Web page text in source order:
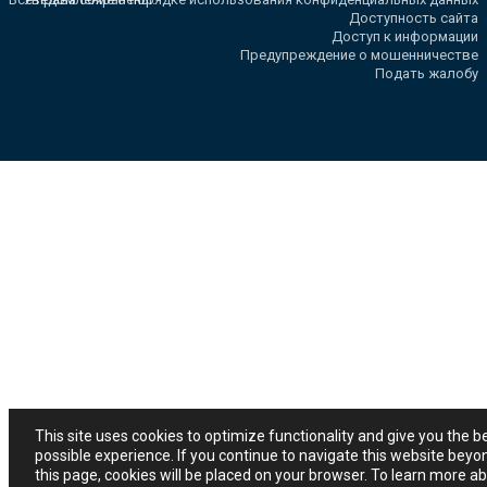
Доступность сайта
Доступ к информации
Предупреждение о мошенничестве
Подать жалобу
This site uses cookies to optimize functionality and give you the
possible experience. If you continue to navigate this website
this page, cookies will be placed on your browser. To learn more